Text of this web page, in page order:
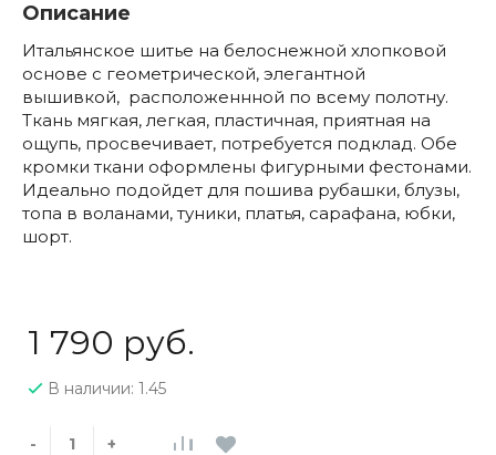
Описание
Итальянское шитье на белоснежной хлопковой
основе с геометрической, элегантной
вышивкой, расположеннной по всему полотну.
Ткань мягкая, легкая, пластичная, приятная на
ощупь, просвечивает, потребуется подклад. Обе
кромки ткани оформлены фигурными фестонами.
Идеально подойдет для пошива рубашки, блузы,
топа в воланами, туники, платья, сарафана, юбки,
шорт.
1 790 руб.
В наличии: 1.45
- +